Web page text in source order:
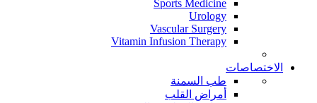
Sports Medicine
Urology
Vascular Surgery
Vitamin Infusion Therapy
الاختصاصات
طب السمنة
أمراض القلب